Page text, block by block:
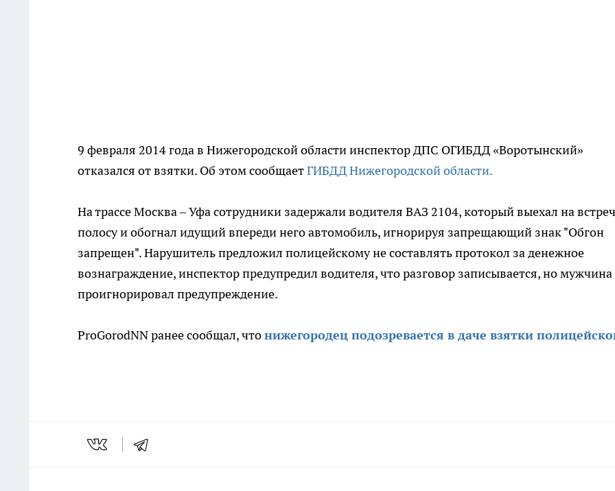
9 февраля 2014 года в Нижегородской области инспектор ДПС ОГИБДД «Воротынский»
отказался от взятки. Об этом сообщаетГИБДД Нижегородской области.
На трассе Москва – Уфа сотрудники задержали водителя ВАЗ 2104, который выехал на
полосу и обогнал идущий впереди него автомобиль, игнорируя запрещающий знак "Обгон
запрещен". Нарушитель предложил полицейскому не составлять протокол за денежное
вознаграждение, инспектор предупредил водителя, что разговор записывается, но мужчина
проигнорировал предупреждение.
ProGorodNN ранее сообщал, чтонижегородец подозревается в даче взятки